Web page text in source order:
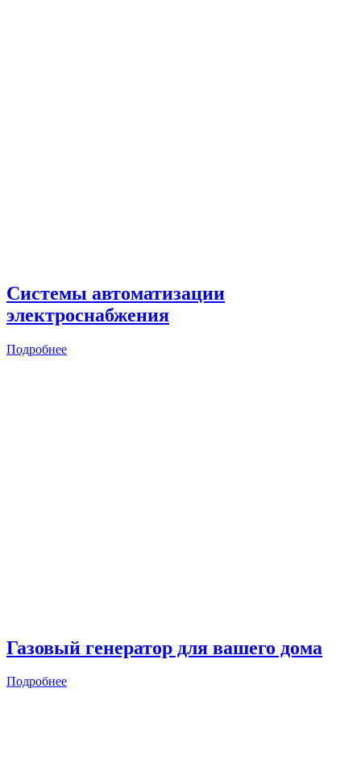
Системы автоматизации
электроснабжения
Подробнее
Газовый генератор для вашего дома
Подробнее